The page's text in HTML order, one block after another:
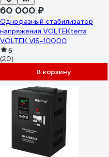
60 000 ₽
Однофазный стабилизатор
напряжения VOLTEKterra
VOLTEK VIS-10000
5
(20)
В корзину